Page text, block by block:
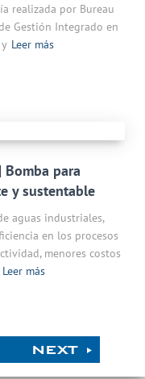
realizada por Bureau
Gestión Integrado en
Leer más
Bomba para
y sustentable
aguas industriales,
en los procesos
menores costos
Leer más